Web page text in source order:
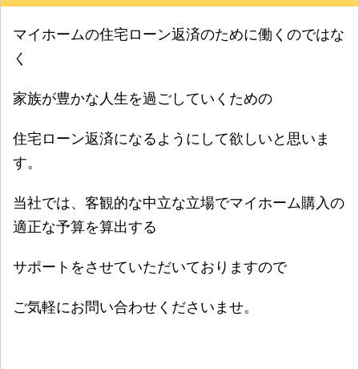
マイホームの住宅ローン返済のために働くのではな
く
家族が豊かな人生を過ごしていくための
住宅ローン返済になるようにして欲しいと思いま
す。
当社では、客観的な中立な立場でマイホーム購入の
適正な予算を算出する
サポートをさせていただいておりますので
ご気軽にお問い合わせくださいませ。